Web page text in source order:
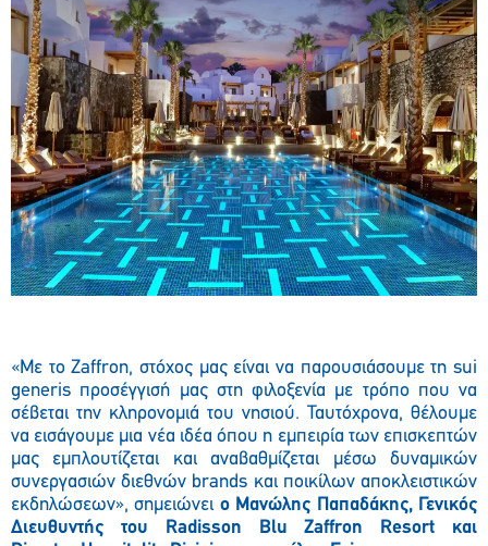
«Με το Zaffron, στόχος μας είναι να παρουσιάσουμε τη sui
generis προσέγγισή μας στη φιλοξενία με τρόπο που να
σέβεται την κληρονομιά του νησιού. Ταυτόχρονα, θέλουμε
να εισάγουμε μια νέα ιδέα όπου η εμπειρία των επισκεπτών
μας εμπλουτίζεται και αναβαθμίζεται μέσω δυναμικών
συνεργασιών διεθνών brands και ποικίλων αποκλειστικών
εκδηλώσεων», σημειώνει ο Μανώλης Παπαδάκης, Γενικός
Διευθυντής του Radisson Blu Zaffron Resort και